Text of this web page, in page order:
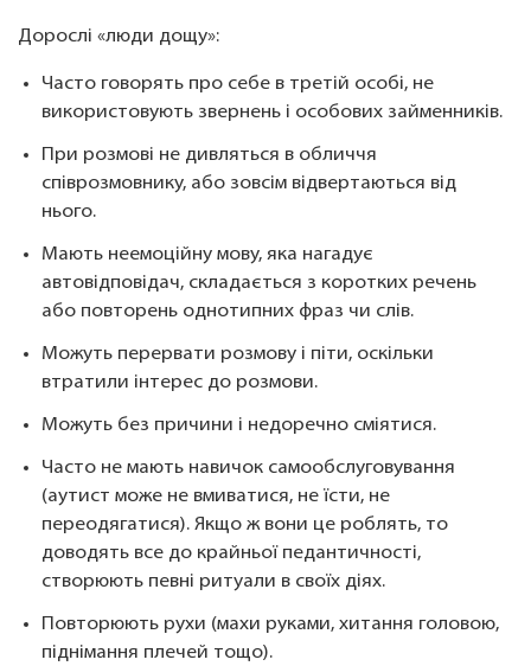
Дорослі «люди дощу»:
Часто говорять про себе в третій особі, не
використовують звернень і особових займенників.
При розмові не дивляться в обличчя
співрозмовнику, або зовсім відвертаються від
нього.
Мають неемоційну мову, яка нагадує
автовідповідач, складається з коротких речень
або повторень однотипних фраз чи слів.
Можуть перервати розмову і піти, оскільки
втратили інтерес до розмови.
Можуть без причини і недоречно сміятися.
Часто не мають навичок самообслуговування
(аутист може не вмиватися, не їсти, не
переодягатися). Якщо ж вони це роблять, то
доводять все до крайньої педантичності,
створюють певні ритуали в своїх діях.
Повторюють рухи (махи руками, хитання головою,
піднімання плечей тощо).